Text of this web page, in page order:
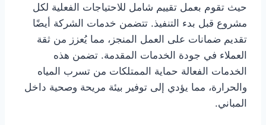
حيث تقوم بعمل تقييم شامل للاحتياجات الفعلية لكل
مشروع قبل بدء التنفيذ. تتضمن خدمات الشركة أيضًا
تقديم ضمانات على العمل المنجز، مما يُعزز من ثقة
العملاء في جودة الخدمات المقدمة. تضمن هذه
الخدمات الفعالة حماية الممتلكات من تسرب المياه
والحرارة، مما يؤدي إلى توفير بيئة مريحة وصحية داخل
المباني.